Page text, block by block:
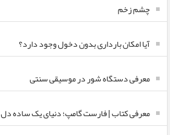
چشم زخم
آیا امکان بارداری بدون دخول وجود دارد؟
معرفی دستگاه شور در موسیقی سنتی
معرفی کتاب | فارست گامپ؛ دنیای یک ساده دل